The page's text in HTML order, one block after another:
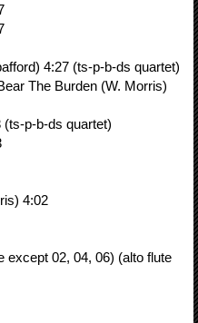
4:27 (ts-p-b-ds quartet)
The Burden (W. Morris)
(ts-p-b-ds quartet)
4:02
except 02, 04, 06) (alto flute